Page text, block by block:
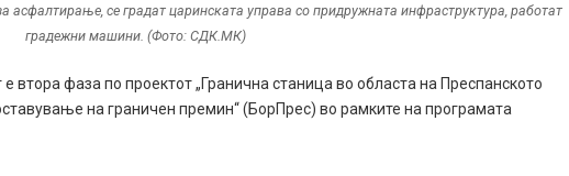
асфалтирање, се градат царинската управа со придружната инфраструктура, работат
градежни машини. (Фото: СДК.МК)
втора фаза по проектот „Гранична станица во областа на Преспанското
на граничен премин“ (БорПрес) во рамките на програмата